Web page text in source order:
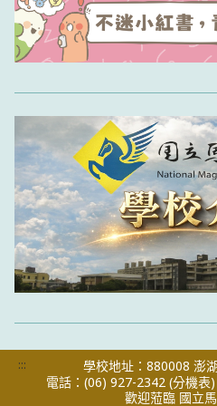
:::
學校地址：880008 澎
電話：(06) 927-2342 (分機表)
歡迎蒞臨 國立